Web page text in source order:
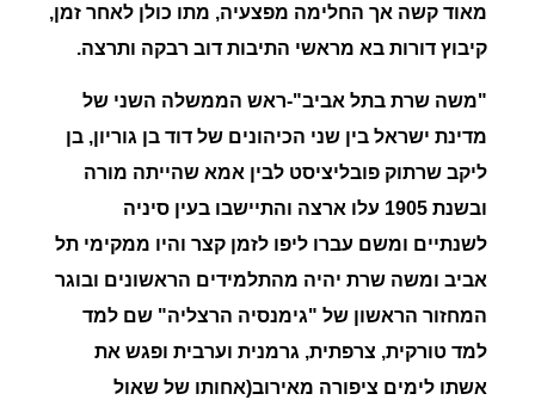
מאוד קשה אך החלימה מפצעיה, מתו כולן לאחר זמן,
קיבוץ דורות בא מראשי התיבות דוב רבקה ותרצה.
"משה שרת בתל אביב"-ראש הממשלה השני של
מדינת ישראל בין שני הכיהונים של דוד בן גוריון, בן
ליקב שרתוק פובליציסט לבין אמא שהייתה מורה
ובשנת 1905 עלו ארצה והתיישבו בעין סיניה
לשנתיים ומשם עברו ליפו לזמן קצר והיו ממקימי תל
אביב ומשה שרת יהיה מהתלמידים הראשונים ובוגר
המחזור הראשון של "גימנסיה הרצליה" שם למד
למד טורקית, צרפתית, גרמנית וערבית ופגש את
אשתו לימים ציפורה מאירוב(אחותו של שאול